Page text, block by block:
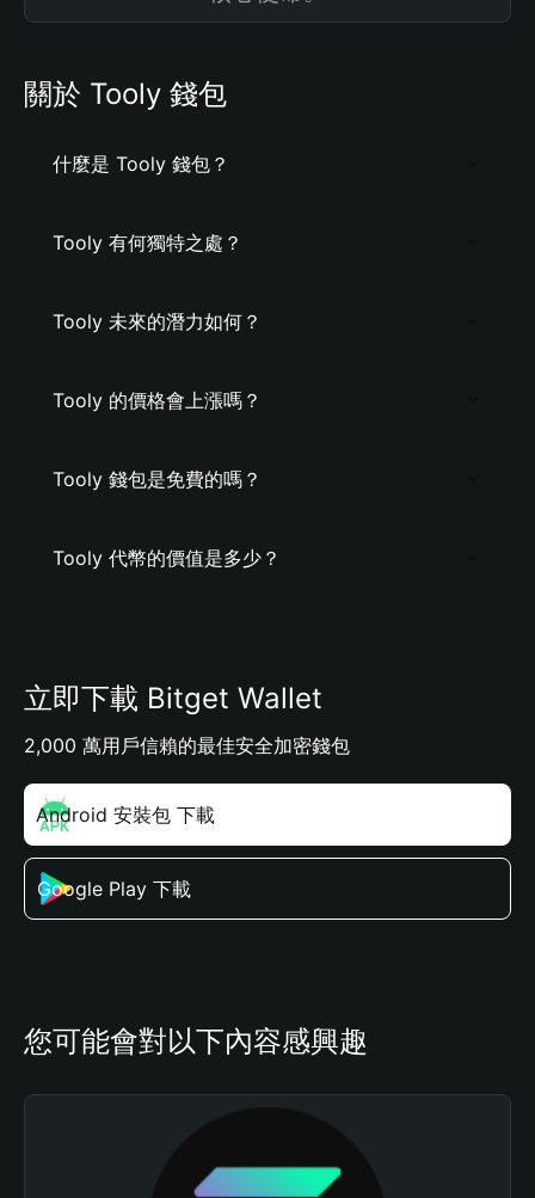
關於 Tooly 錢包
什麼是 Tooly 錢包？
Tooly 有何獨特之處？
Tooly 未來的潛力如何？
Tooly 的價格會上漲嗎？
Tooly 錢包是免費的嗎？
Tooly 代幣的價值是多少？
立即下載 Bitget Wallet
2,000 萬用戶信賴的最佳安全加密錢包
Android 安裝包 下載
Google Play 下載
您可能會對以下內容感興趣